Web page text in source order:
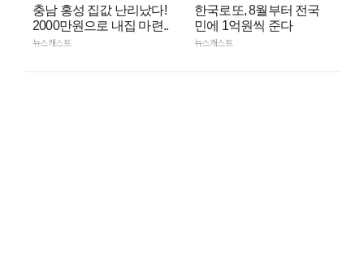
충남 홍성 집값 난리났다!
2000만원으로 내집 마련..
뉴스캐스트
한국로또, 8월부터 전국
민에 1억원씩 준다
뉴스캐스트